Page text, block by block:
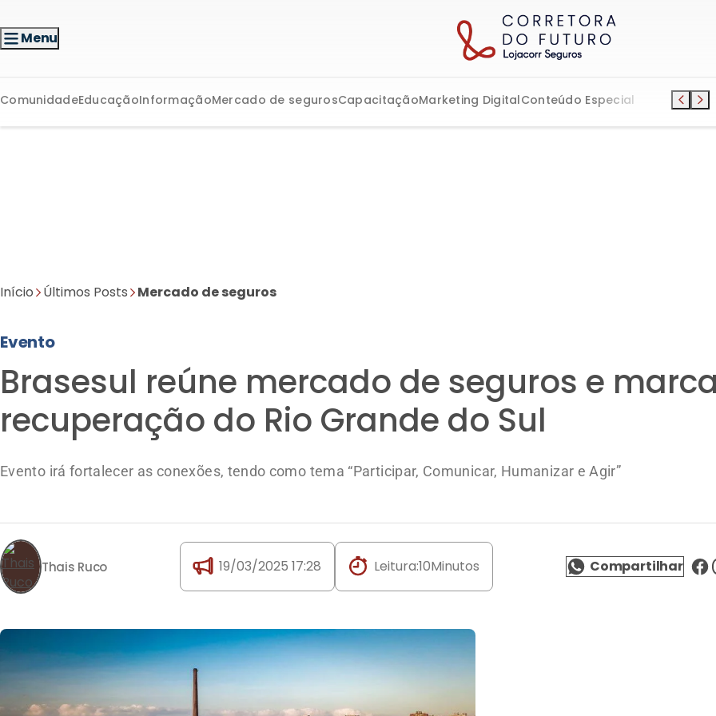
Menu
ComunidadeEducaçãoInformaçãoMercado de segurosCapacitaçãoMarketing DigitalConteúdo Especial
Início Últimos Posts Mercado de seguros
Evento
Brasesul reúne mercado de seguros e
recuperação do Rio Grande do Sul
Evento irá fortalecer as conexões, tendo como tema “Participar, Comunicar, Humanizar e Agir”
Thais Ruco 19/03/2025 17:28 Leitura:10Minutos